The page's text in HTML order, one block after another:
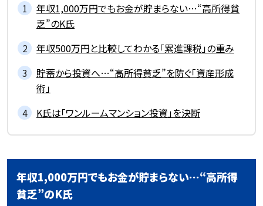
年収1,000万円でもお金が貯まらない…“高所得貧
乏”のK氏
年収500万円と比較してわかる「累進課税」の重み
貯蓄から投資へ…“高所得貧乏”を防ぐ「資産形成
術」
K氏は「ワンルームマンション投資」を決断
年収1,000万円でもお金が貯まらない…“高所得
貧乏”のK氏